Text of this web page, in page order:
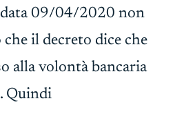
09/04/2020 non
che il decreto dice che
alla volontà bancaria
Quindi